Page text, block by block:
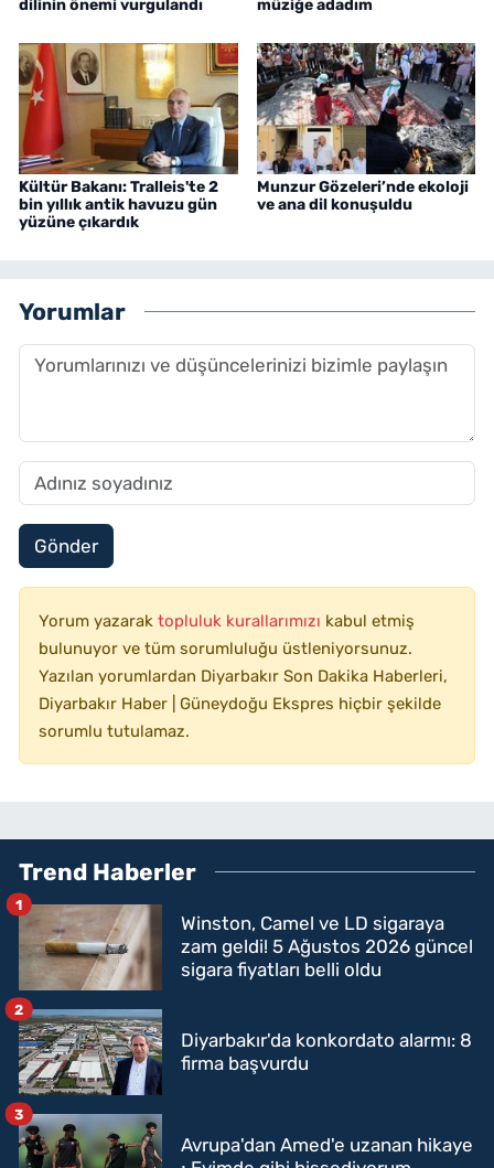
dilinin önemi vurgulandı müziğe adadım
Kültür Bakanı: Tralleis'te 2
bin yıllık antik havuzu gün
yüzüne çıkardık
Munzur Gözeleri’nde ekoloji
ve ana dil konuşuldu
Yorumlar
Gönder
Yorum yazarak topluluk kurallarımızı kabul etmiş
bulunuyor ve tüm sorumluluğu üstleniyorsunuz.
Yazılan yorumlardan Diyarbakır Son Dakika Haberleri,
Diyarbakır Haber | Güneydoğu Ekspres hiçbir şekilde
sorumlu tutulamaz.
Trend Haberler
Winston, Camel ve LD sigaraya
zam geldi! 5 Ağustos 2026 güncel
sigara fiyatları belli oldu
1
Diyarbakır'da konkordato alarmı: 8
firma başvurdu
2
Avrupa'dan Amed'e uzanan hikaye
3